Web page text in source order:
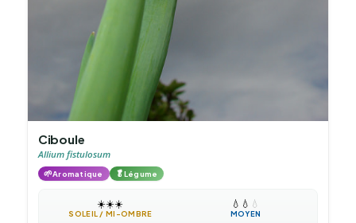
Ciboule
Allium fistulosum
🌱Aromatique 🥬Légume
☀️☀️☀️
SOLEIL / MI-OMBRE
💧 💧 💧
MOYEN